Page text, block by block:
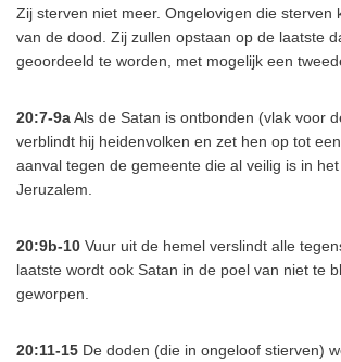
Zij sterven niet meer. Ongelovigen die sterven
van de dood. Zij zullen opstaan op de laatste
geoordeeld te worden, met mogelijk een
20:7-9aAls de Satan is ontbonden (vlak voor
verblindt hij heidenvolken en zet hen op tot
aanval tegen de gemeente die al veilig is in
Jeruzalem.
20:9b-10 Vuur uit de hemel verslindt alle
laatste wordt ook Satan in de poel van niet te
geworpen.
20:11-15 De doden (die in ongeloof stierven)